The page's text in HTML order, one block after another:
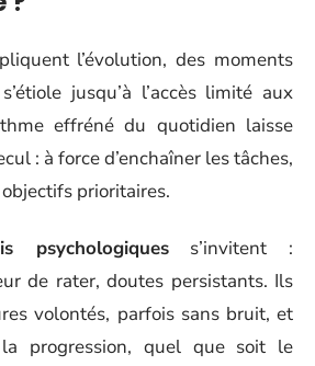
l’évolution, des moments
s’étiole jusqu’à l’accès limité aux
effréné du quotidien laisse
: à force d’enchaîner les tâches,
prioritaires.
psychologiquess’invitent :
de rater, doutes persistants. Ils
volontés, parfois sans bruit, et
progression, quel que soit le